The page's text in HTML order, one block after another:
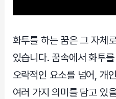
화투를 하는 꿈은 그 자체
있습니다. 꿈속에서 화투
오락적인 요소를 넘어, 개
여러 가지 의미를 담고 있